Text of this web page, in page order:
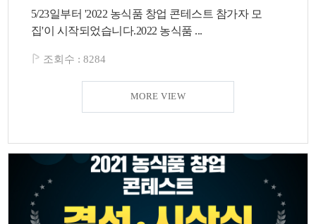
5/23일부터 '2022 농식품 창업 콘테스트 참가자 모
집'이 시작되었습니다.2022 농식품 ...
조회수 : 8284
MORE VIEW